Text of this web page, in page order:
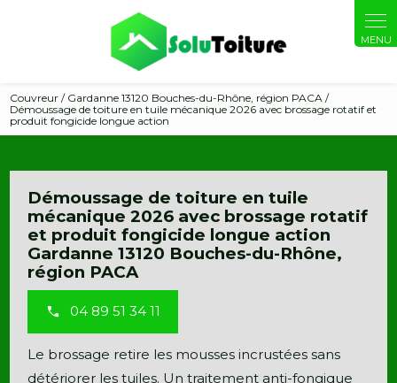
Couvreur / Gardanne 13120 Bouches-du-Rhône, région PACA /
Démoussage de toiture en tuile mécanique 2026 avec brossage rotatif et
produit fongicide longue action
Démoussage de toiture en tuile
mécanique 2026 avec brossage rotatif
et produit fongicide longue action
Gardanne 13120 Bouches-du-Rhône,
région PACA
04 89 51 34 11
Le brossage retire les mousses incrustées sans
détériorer les tuiles. Un traitement anti-fongique